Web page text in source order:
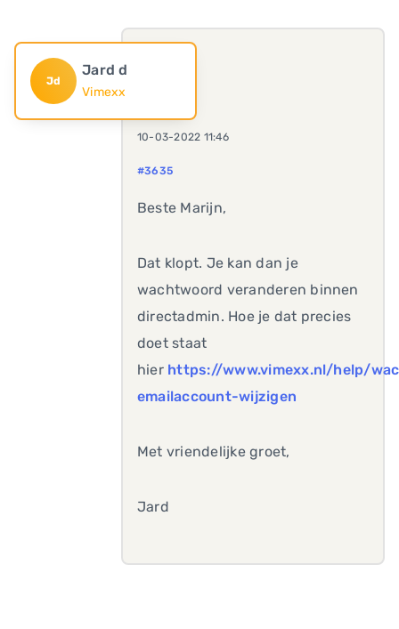
Jd
Jard d
Vimexx
10-03-2022 11:46
#3635
Beste Marijn,
Dat klopt. Je kan dan je
wachtwoord veranderen binnen
directadmin. Hoe je dat precies
doet staat
hier https://www.vimexx.nl/help/
emailaccount-wijzigen
Met vriendelijke groet,
Jard